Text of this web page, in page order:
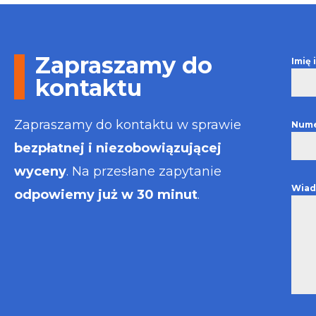
wystawiona
Zapraszamy do
kontaktu
Zapraszamy do kontaktu w sprawie
bezpłatnej i niezobowiązującej
wyceny. Na przesłane zapytanie
odpowiemy już w 30 minut.
Imię